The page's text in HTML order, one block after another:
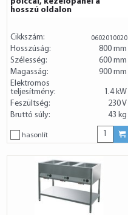
hosszú oldalon
Cikkszám: 0602010020
Hosszúság:
800 mm
Szélesség:
600 mm
Magasság:
900 mm
Elektromos
teljesítmény:
1.4 kW
Feszültség:
230 V
Bruttó súly:
43 kg
hasonlít